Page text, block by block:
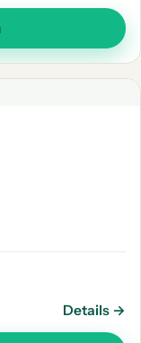
Details →